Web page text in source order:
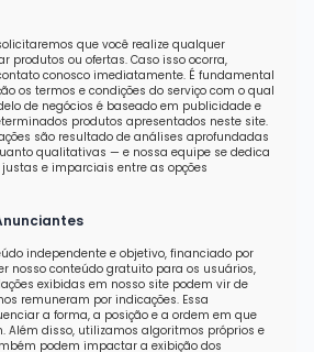
que você realize qualquer
produtos ou ofertas. Caso isso ocorra,
conosco imediatamente. É fundamental
os termos e condições do serviço com o qual
de negócios é baseado em publicidade e
produtos apresentados neste site.
são resultado de análises aprofundadas
qualitativas — e nossa equipe se dedica
e imparciais entre as opções
independente e objetivo, financiado por
nosso conteúdo gratuito para os usuários,
exibidas em nosso site podem vir de
remuneram por indicações. Essa
a forma, a posição e a ordem em que
Além disso, utilizamos algoritmos próprios e
podem impactar a exibição dos